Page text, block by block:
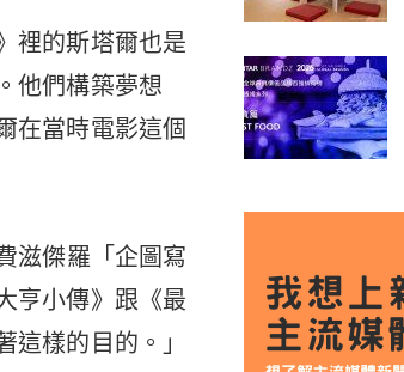
裡的斯塔爾也是
他們構築夢想
在當時電影這個
滋傑羅「企圖寫
亨小傳》跟《最
樣的目的。」